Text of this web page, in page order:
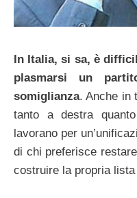
In Italia, si sa, è
plasmarsi un
somiglianza. Anche in
tanto a destra
lavorano per
di chi preferisce
costruire la propria